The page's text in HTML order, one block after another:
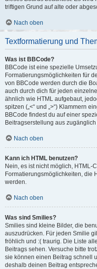
triftigen Grund auf alte oder
Nach oben
Textformatierung und
Was ist BBCode?
BBCode ist eine spezielle
Formatierungsmöglichkeiten für
von BBCode werden durch die
auch durch dich für jeden
ähnlich wie HTML aufgebaut,
spitzen („<“ und „>“) Klammern
BBCode findest du auf einer
Beitragserstellung aus zugänglich
Nach oben
Kann ich HTML benutzen?
Nein, es ist nicht möglich, HTML-
Formatierungsmöglichkeiten, die
werden.
Nach oben
Was sind Smilies?
Smilies sind kleine Bilder, die
auszudrücken. Für jeden Smilie
fröhlich und :( traurig. Die Liste
Beitrags sehen. Versuche bitte
sie können einen Beitrag schnell
deshalb deinen Beitrag